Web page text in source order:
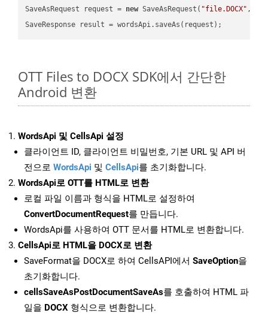
SaveAsRequest request = new SaveAsRequest( "file.DOCX"
OTT Files to DOCX SDK에서 간단한
Android 변환
WordsApi 및 CellsApi 설정
클라이언트 ID, 클라이언트 비밀번호, 기본 URL 및 API 버
전으로 WordsApi 및 CellsApi를 초기화합니다.
WordsApi로 OTT를 HTML로 변환
로컬 파일 이름과 형식을 HTML로 설정하여
ConvertDocumentRequest를 만듭니다.
WordsApi를 사용하여 OTT 문서를 HTML로 변환합니다.
CellsApi로 HTML을 DOCX로 변환
SaveFormat을 DOCX로 하여 CellsAPI에서 SaveOption을
초기화합니다.
cellsSaveAsPostDocumentSaveAs를 호출하여 HTML 파
일을 DOCX 형식으로 변환합니다.